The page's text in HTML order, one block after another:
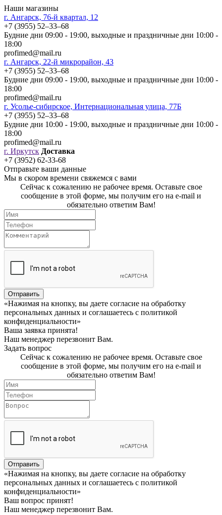
Наши магазины
г. Ангарск, 76-й квартал, 12
+7 (3955) 52‒33‒68
Будние дни 09:00 - 19:00, выходные и праздничные дни 10:00 -
18:00
profimed@mail.ru
г. Ангарск, 22-й микрорайон, 43
+7 (3955) 52‒33‒68
Будние дни 09:00 - 19:00, выходные и праздничные дни 10:00 -
18:00
profimed@mail.ru
г. Усолье-сибирское, Интернациональная улица, 77Б
+7 (3955) 52‒33‒68
Будние дни 10:00 - 19:00, выходные и праздничные дни 10:00 -
18:00
profimed@mail.ru
г. Иркутск Доставка
+7 (3952) 62-33-68
Отправьте ваши данные
Мы в скором времени свяжемся с вами
Сейчас к сожалению не рабочее время. Оставьте свое
сообщение в этой форме, мы получим его на e-mail и
обязательно ответим Вам!
Отправить
«Нажимая на кнопку, вы даете согласие на обработку
персональных данных и соглашаетесь c политикой
конфиденциальности»
Ваша заявка принята!
Наш менеджер перезвонит Вам.
Задать вопрос
Сейчас к сожалению не рабочее время. Оставьте свое
сообщение в этой форме, мы получим его на e-mail и
обязательно ответим Вам!
Отправить
«Нажимая на кнопку, вы даете согласие на обработку
персональных данных и соглашаетесь c политикой
конфиденциальности»
Ваш вопрос принят!
Наш менеджер перезвонит Вам.